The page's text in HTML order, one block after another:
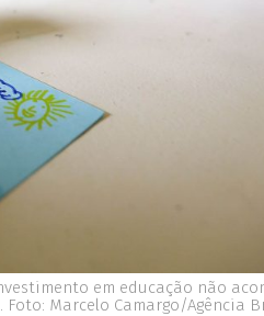
em educação não
Marcelo Camargo/Agência